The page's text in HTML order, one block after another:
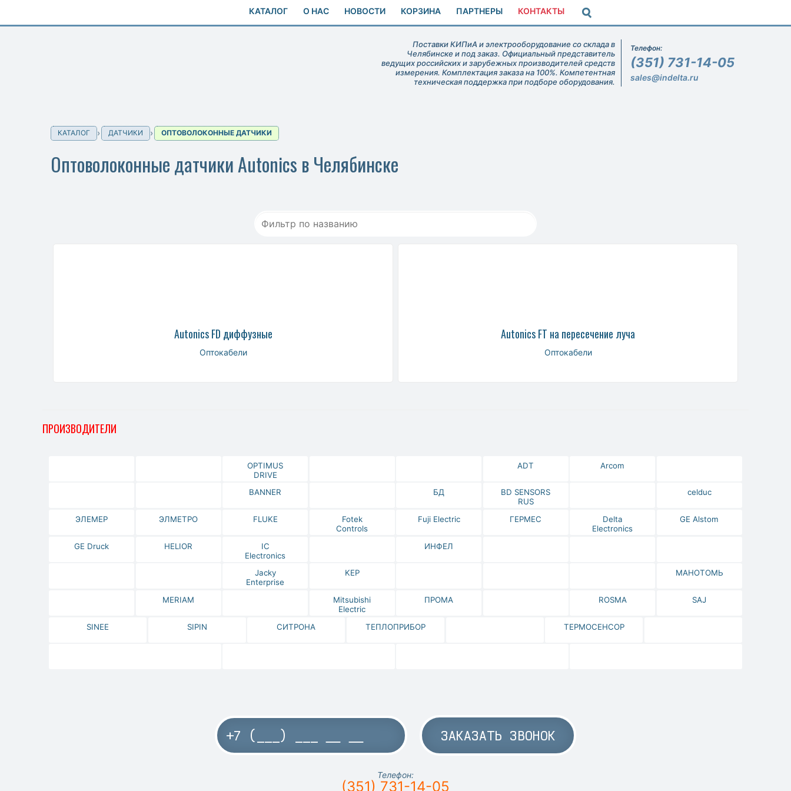
КАТАЛОГ О НАС НОВОСТИ КОРЗИНА ПАРТНЕРЫ КОНТАКТЫ
Поставки КИПиА и электрооборудование со склада в
Челябинске и под заказ. Официальный представитель
ведущих российских и зарубежных производителей средств
измерения. Комплектация заказа на 100%. Компетентная
техническая поддержка при подборе оборудования.
Телефон:
(351) 731-14-05
sales@indelta.ru
КАТАЛОГ ДАТЧИКИ ОПТОВОЛОКОННЫЕ ДАТЧИКИ
Оптоволоконные датчики Autonics в Челябинске
Autonics FD диффузные
Оптокабели
Autonics FT на пересечение луча
Оптокабели
ПРОИЗВОДИТЕЛИ
OPTIMUS
DRIVE
ADT Arcom
BANNER БД
BD SENSORS
RUS
celduc
ЭЛЕМЕР ЭЛМЕТРО FLUKE
Fotek
Controls
Fuji Electric ГЕРМЕС
Delta
Electronics
GE Alstom
GE Druck HELIOR
IC
Electronics
ИНФЕЛ
Jacky
Enterprise
KEP МАНОТОМЬ
MERIAM
Mitsubishi
Electric
ПРОМА ROSMA SAJ
SINEE SIPIN СИТРОНА ТЕПЛОПРИБОР ТЕРМОСЕНСОР
ЗАКАЗАТЬ ЗВОНОК
Телефон:
(351) 731-14-05